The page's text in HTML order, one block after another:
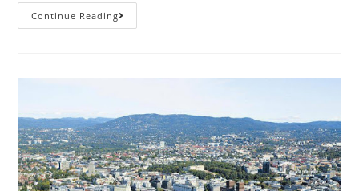
Continue ReadingOslo,
Capitala
Turistice
De
Cazare.